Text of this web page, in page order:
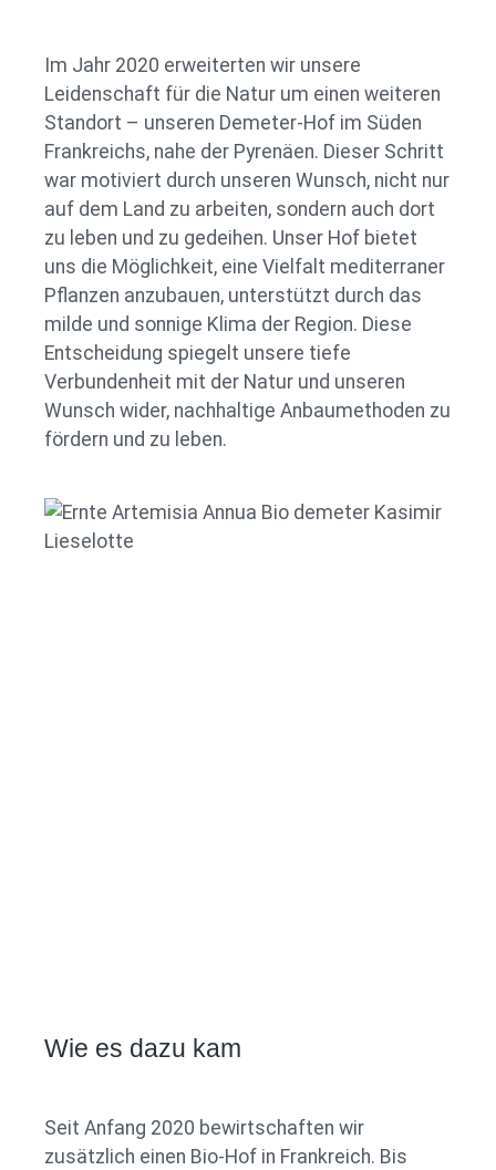
Im Jahr 2020 erweiterten wir unsere
Leidenschaft für die Natur um einen weiteren
Standort – unseren Demeter-Hof im Süden
Frankreichs, nahe der Pyrenäen. Dieser Schritt
war motiviert durch unseren Wunsch, nicht nur
auf dem Land zu arbeiten, sondern auch dort
zu leben und zu gedeihen. Unser Hof bietet
uns die Möglichkeit, eine Vielfalt mediterraner
Pflanzen anzubauen, unterstützt durch das
milde und sonnige Klima der Region. Diese
Entscheidung spiegelt unsere tiefe
Verbundenheit mit der Natur und unseren
Wunsch wider, nachhaltige Anbaumethoden zu
fördern und zu leben.
Wie es dazu kam
Seit Anfang 2020 bewirtschaften wir
zusätzlich einen Bio-Hof in Frankreich. Bis